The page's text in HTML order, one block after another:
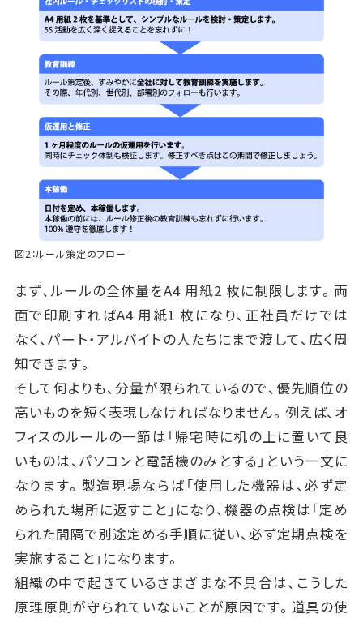
図2：ルール策定のフロー
まず、ルールの全体量をA4 用紙2 枚に制限します。両
面で印刷すればA4 用紙1 枚になり、正社員だけでは
なく、パート・アルバイトの人たちにまで渡して、広く周
知できます。
そして何よりも、分量が限られているので、優先順位の
高いものを短く表現しなければなりません。例えば、オ
フィスのルールの一節は「帰宅時に机の上に置いて良
いものは、パソコンと電話機のみとする」という一文に
なります。製造現場ならば「使用した機器は、必ず定
められた場所に返すこと」になり、機器の点検は「定め
られた間隔で別途定める手順に従い、必ず定期点検を
実施すること」になります。
組織の中で起きているさまざまな不具合は、こうした
原理原則が守られていないことが原因です。道具の使